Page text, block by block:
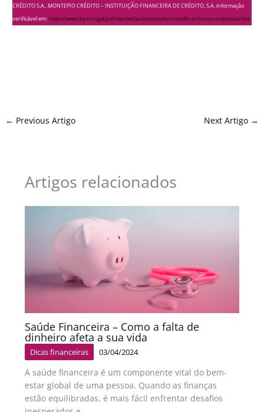
CRÉDITO S.A., MONTEPIO CRÉDITO – INSTITUIÇÃO FINANCEIRA DE CRÉDITO, S.A, informação
verificável em:https://www.bportugal.pt/intermediariocreditofar/rodolfo-antunes-unipessoal-lda
← Previous Artigo Next Artigo →
Artigos relacionados
Saúde Financeira – Como a falta de
dinheiro afeta a sua vida
Dicas financeiras 03/04/2024
A saúde financeira é um componente vital do bem-
estar global de uma pessoa. Quando as finanças
estão equilibradas, é mais fácil enfrentar desafios